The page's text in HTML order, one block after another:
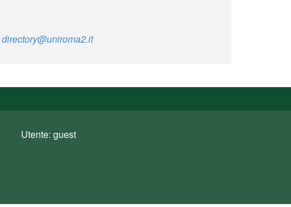
directory@uniroma2.it
Utente: guest